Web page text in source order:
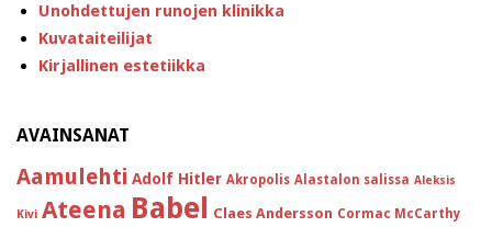
Unohdettujen runojen klinikka
Kuvataiteilijat
Kirjallinen estetiikka
AVAINSANAT
Aamulehti Adolf Hitler Akropolis Alastalon salissa Aleksis
Kivi Ateena Babel Claes Andersson Cormac McCarthy